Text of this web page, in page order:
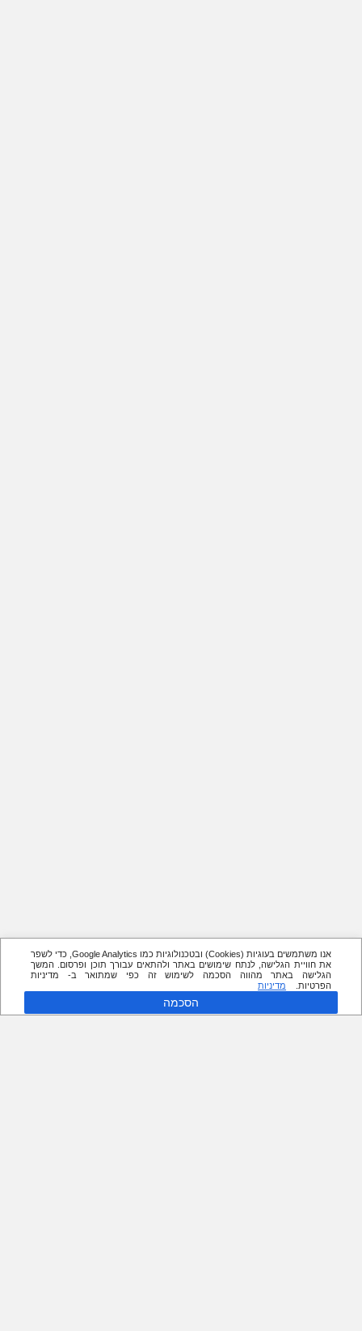
אנו משתמשים בעוגיות (Cookies) ובטכנולוגיות כמו Google Analytics, כדי לשפר
את חוויית הגלישה, לנתח שימושים באתר ולהתאים עבורך תוכן ופרסום. המשך
הגלישה באתר מהווה הסכמה לשימוש זה כפי שמתואר ב- מדיניות
הפרטיות.
מדיניות
הסכמה